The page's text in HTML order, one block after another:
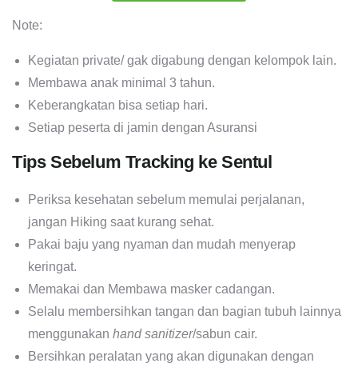
Note:
Kegiatan private/ gak digabung dengan kelompok lain.
Membawa anak minimal 3 tahun.
Keberangkatan bisa setiap hari.
Setiap peserta di jamin dengan Asuransi
Tips Sebelum Tracking ke Sentul
Periksa kesehatan sebelum memulai perjalanan,
jangan Hiking saat kurang sehat.
Pakai baju yang nyaman dan mudah menyerap
keringat.
Memakai dan Membawa masker cadangan.
Selalu membersihkan tangan dan bagian tubuh lainnya
menggunakan hand sanitizer/sabun cair.
Bersihkan peralatan yang akan digunakan dengan